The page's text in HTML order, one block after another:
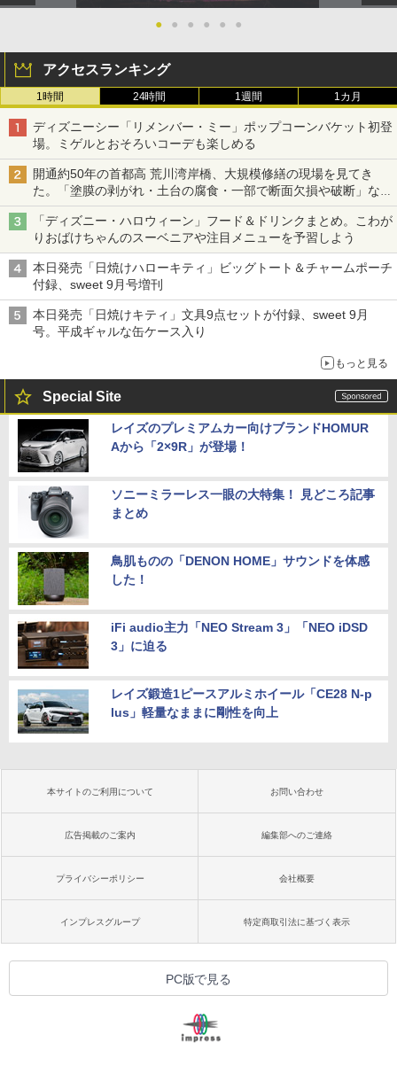
● ● ● ● ● ●
アクセスランキング
1時間 24時間 1週間 1カ月
ディズニーシー「リメンバー・ミー」ポップコーンバケット初登
場。ミゲルとおそろいコーデも楽しめる
開通約50年の首都高 荒川湾岸橋、大規模修繕の現場を見てき
た。「塗膜の剥がれ・土台の腐食・一部で断面欠損や破断」など
深刻な損傷、どう直す？
「ディズニー・ハロウィーン」フード＆ドリンクまとめ。こわが
りおばけちゃんのスーベニアや注目メニューを予習しよう
本日発売「日焼けハローキティ」ビッグトート＆チャームポーチ
付録、sweet 9月号増刊
本日発売「日焼けキティ」文具9点セットが付録、sweet 9月
号。平成ギャルな缶ケース入り
もっと見る
Special Site
レイズのプレミアムカー向けブランドHOMUR
Aから「2×9R」が登場！
ソニーミラーレス一眼の大特集！ 見どころ記事
まとめ
鳥肌ものの「DENON HOME」サウンドを体感
した！
iFi audio主力「NEO Stream 3」「NEO iDSD
3」に迫る
レイズ鍛造1ピースアルミホイール「CE28 N-p
lus」軽量なままに剛性を向上
本サイトのご利用について お問い合わせ
広告掲載のご案内 編集部へのご連絡
プライバシーポリシー 会社概要
インプレスグループ 特定商取引法に基づく表示
PC版で見る